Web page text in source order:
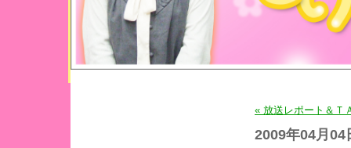
« 放送レポート＆Ｔ
2009年04月04